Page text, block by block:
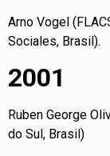
Arno Vogel
Sociales, Brasil).
2001
Ruben George
do Sul, Brasil)